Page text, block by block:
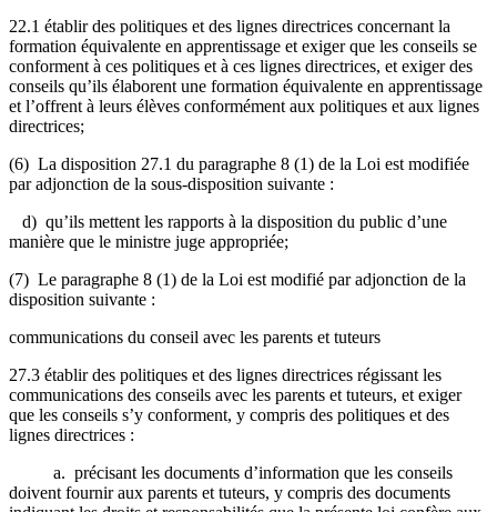
22.1 établir des politiques et des lignes directrices concernant la
formation équivalente en apprentissage et exiger que les conseils se
conforment à ces politiques et à ces lignes directrices, et exiger des
conseils qu’ils élaborent une formation équivalente en apprentissage
et l’offrent à leurs élèves conformément aux politiques et aux lignes
directrices;
(6) La disposition 27.1 du paragraphe 8 (1) de la Loi est modifiée
par adjonction de la sous-disposition suivante :
d) qu’ils mettent les rapports à la disposition du public d’une
manière que le ministre juge appropriée;
(7) Le paragraphe 8 (1) de la Loi est modifié par adjonction de la
disposition suivante :
communications du conseil avec les parents et tuteurs
27.3 établir des politiques et des lignes directrices régissant les
communications des conseils avec les parents et tuteurs, et exiger
que les conseils s’y conforment, y compris des politiques et des
lignes directrices :
a. précisant les documents d’information que les conseils
doivent fournir aux parents et tuteurs, y compris des documents